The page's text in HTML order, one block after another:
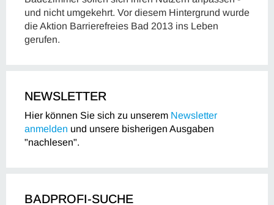
und nicht umgekehrt. Vor diesem Hintergrund wurde
die Aktion Barrierefreies Bad 2013 ins Leben
gerufen.
NEWSLETTER
Hier können Sie sich zu unserem Newsletter
anmelden und unsere bisherigen Ausgaben
"nachlesen".
BADPROFI-SUCHE